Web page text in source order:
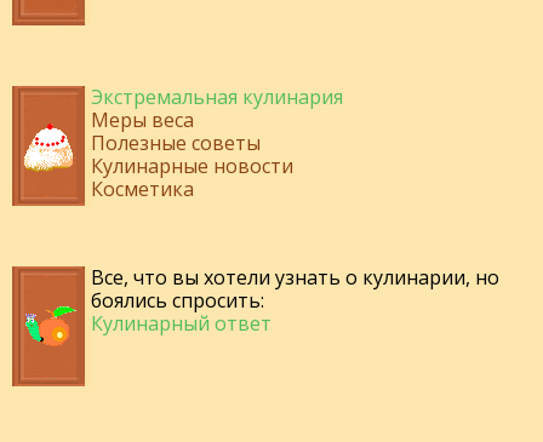
Экстремальная кулинария
Меры веса
Полезные советы
Кулинарные новости
Косметика
Все, что вы хотели узнать о кулинарии, но
боялись спросить:
Кулинарный ответ